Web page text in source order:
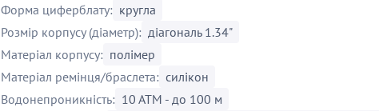
Форма циферблату: кругла
Розмір корпусу (діаметр): діагональ 1.34"
Матеріал корпусу: полімер
Матеріал ремінця/браслета: силікон
Водонепроникність: 10 АТМ - до 100 м